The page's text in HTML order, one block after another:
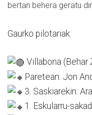
bertan behera geratu
Gaurko pilotariak:
Villabona (Behar
Paretean: Jon
3. Saskiarekin:
1. Eskularru-